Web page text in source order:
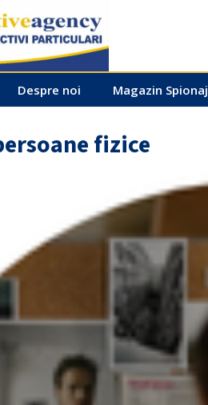
Despre noi Magazin Spionaj
fizice